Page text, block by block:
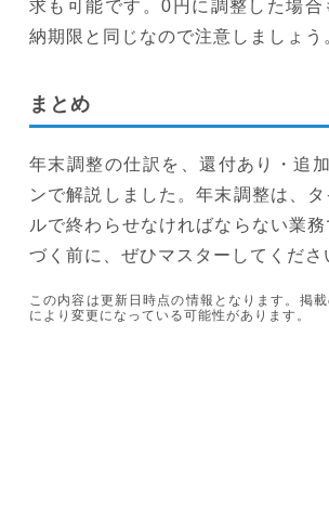
求も可能です。0円に調整した場合
納期限と同じなので注意しましょう
まとめ
年末調整の仕訳を、還付あり・追
ンで解説しました。年末調整は、
ルで終わらせなければならない業
づく前に、ぜひマスターしてくださ
この内容は更新日時点の情報となります。掲
により変更になっている可能性があります。